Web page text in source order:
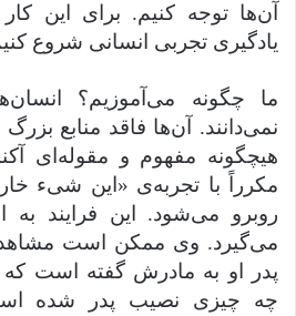
آن‌ها توجه کنیم. برای این
یادگیری تجربی انسانی شروع
ما چگونه می‌آموزیم؟
نمی‌دانند. آن‌ها فاقد منابع بزرگ
هیچگونه مفهوم و مقوله‌ای
مکرراً با تجربه‌ی «این شیء
روبرو می‌شود. این فرایند
می‌گیرد. وی ممکن است
پدر او به مادرش گفته است که
چه چیزی نصیب پدر شده